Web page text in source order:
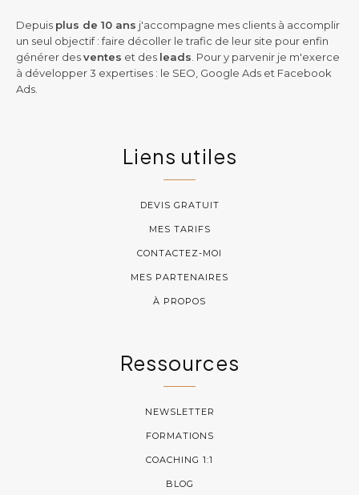
Depuis plus de 10 ans j'accompagne mes clients à accomplir
un seul objectif : faire décoller le trafic de leur site pour enfin
générer desventes et des leads . Pour y parvenir je m'exerce
à développer 3 expertises : le SEO, Google Ads et Facebook
Ads.
Liens utiles
DEVIS GRATUIT
MES TARIFS
CONTACTEZ-MOI
MES PARTENAIRES
À PROPOS
Ressources
NEWSLETTER
FORMATIONS
COACHING 1:1
BLOG